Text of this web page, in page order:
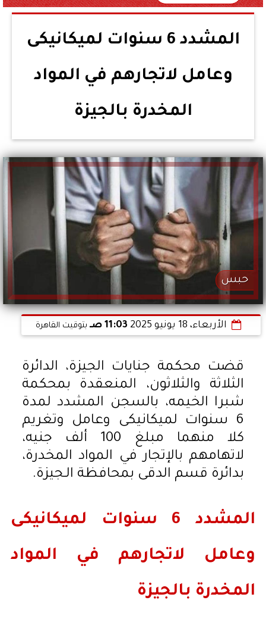
المشدد 6 سنوات لميكانيكى
وعامل لاتجارهم في المواد
المخدرة بالجيزة
حبس
الأربعاء، 18 يونيو 2025 11:03 صـ بتوقيت القاهرة
قضت محكمة جنايات الجيزة، الدائرة
الثلاثة والثلاثون، المنعقدة بمحكمة
شبرا الخيمه، بالسجن المشدد لمدة
6 سنوات لميكانيكى وعامل وتغريم
كلا منهما مبلغ 100 ألف جنيه،
لاتهامهم بالإتجار في المواد المخدرة،
بدائرة قسم الدقى بمحافظة الـجيزة.
المشدد 6 سنوات لميكانيكى
وعامل لاتجارهم في المواد
المخدرة بالجيزة